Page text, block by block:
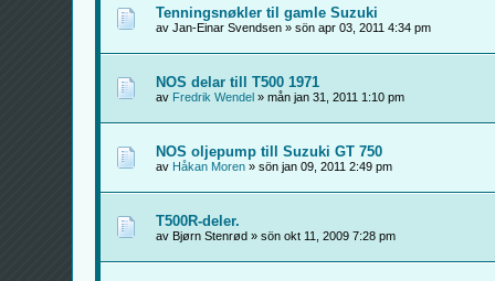
Tenningsnøkler til gamle Suzuki
av Jan-Einar Svendsen » sön apr 03, 2011 4:34 pm
NOS delar till T500 1971
av Fredrik Wendel » mån jan 31, 2011 1:10 pm
NOS oljepump till Suzuki GT 750
av Håkan Moren » sön jan 09, 2011 2:49 pm
T500R-deler.
av Bjørn Stenrød » sön okt 11, 2009 7:28 pm